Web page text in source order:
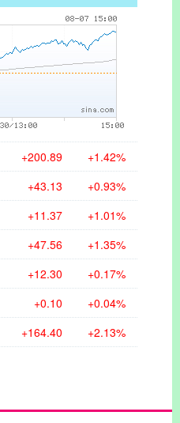
+200.89 +1.42%
+43.13 +0.93%
+11.37 +1.01%
+47.56 +1.35%
+12.30 +0.17%
+0.10 +0.04%
+164.40 +2.13%